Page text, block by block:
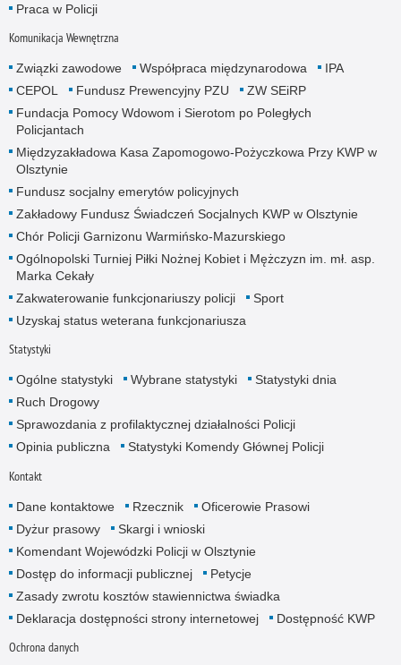
Praca w Policji
Komunikacja Wewnętrzna
Związki zawodowe Współpraca międzynarodowa
IPA
CEPOL
Fundusz Prewencyjny PZU
ZW SEiRP
Fundacja Pomocy Wdowom i Sierotom po Poległych
Policjantach
Międzyzakładowa Kasa Zapomogowo-Pożyczkowa Przy KWP w
Olsztynie
Fundusz socjalny emerytów policyjnych
Zakładowy Fundusz Świadczeń Socjalnych KWP w Olsztynie
Chór Policji Garnizonu Warmińsko-Mazurskiego
Ogólnopolski Turniej Piłki Nożnej Kobiet i Mężczyzn im. mł. asp.
Marka Cekały
Zakwaterowanie funkcjonariuszy policji
Sport
Uzyskaj status weterana funkcjonariusza
Statystyki
Ogólne statystyki Wybrane statystyki
Statystyki dnia
Ruch Drogowy
Sprawozdania z profilaktycznej działalności Policji
Opinia publiczna
Statystyki Komendy Głównej Policji
Kontakt
Dane kontaktowe Rzecznik
Oficerowie Prasowi
Dyżur prasowy
Skargi i wnioski
Komendant Wojewódzki Policji w Olsztynie
Dostęp do informacji publicznej
Petycje
Zasady zwrotu kosztów stawiennictwa świadka
Deklaracja dostępności strony internetowej
Dostępność KWP
Ochrona danych